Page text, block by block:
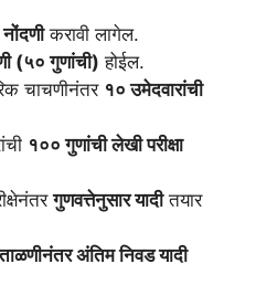
करावी लागेल.
(५० गुणांची) होईल.
चाचणीनंतर १० उमेदवारांची
१०० गुणांची लेखी परीक्षा
गुणवत्तेनुसार यादीतयार
अंतिम निवड यादी